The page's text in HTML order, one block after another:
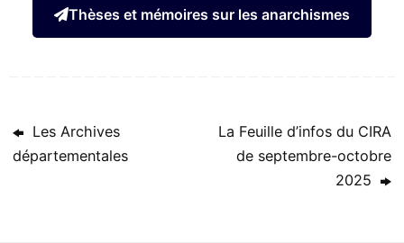
Thèses et mémoires sur les anarchismes
Les Archives
départementales
La Feuille d’infos du CIRA
de septembre-octobre
2025